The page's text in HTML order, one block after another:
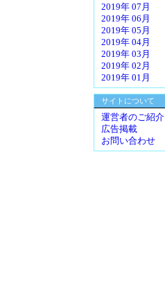
2019年 07月
2019年 06月
2019年 05月
2019年 04月
2019年 03月
2019年 02月
2019年 01月
サイトについて
運営者のご紹介
広告掲載
お問い合わせ